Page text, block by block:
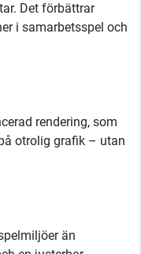
Det förbättrar
i samarbetsspel och
rendering, som
otrolig grafik – utan
än